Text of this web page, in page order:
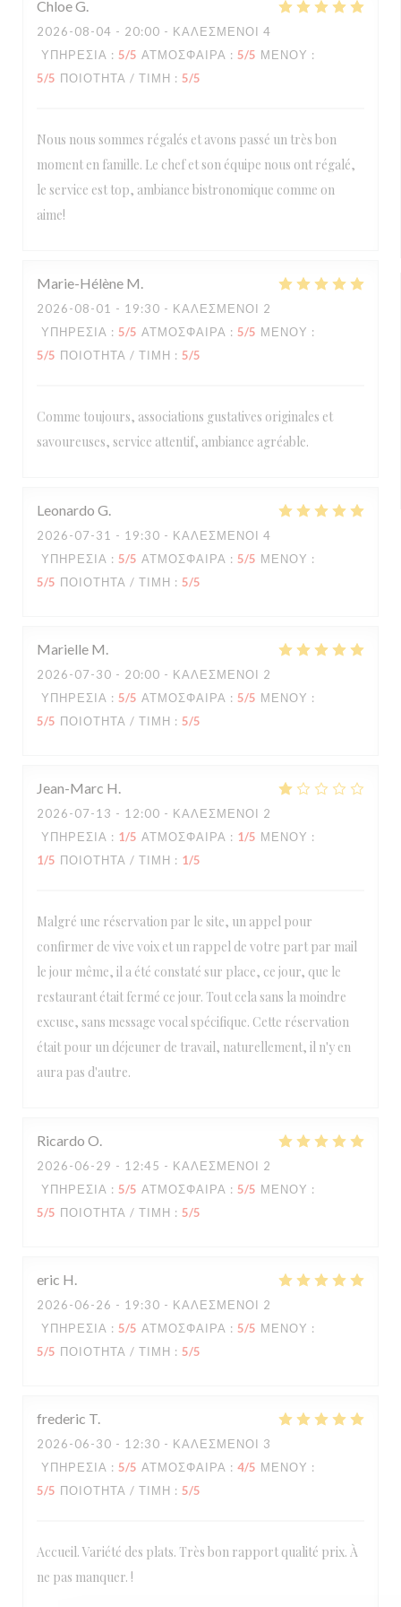
ChloeG
2026-08-04 - 20:00 - ΚΑΛΕΣΜΈΝΟΙ 4
ΥΠΗΡΕΣΊΑ : 5/5 ΑΤΜΌΣΦΑΙΡΑ : 5/5 ΜΕΝΟΎ :
5/5 ΠΟΙΌΤΗΤΑ / ΤΙΜΉ : 5/5
Nous nous sommes régalés et avons passé un très bon
moment en famille. Le chef et son équipe nous ont régalé,
le service est top, ambiance bistronomique comme on
aime!
Marie-Hélène M
2026-08-01 - 19:30 - ΚΑΛΕΣΜΈΝΟΙ 2
ΥΠΗΡΕΣΊΑ : 5/5 ΑΤΜΌΣΦΑΙΡΑ : 5/5 ΜΕΝΟΎ :
5/5 ΠΟΙΌΤΗΤΑ / ΤΙΜΉ : 5/5
Comme toujours, associations gustatives originales et
savoureuses, service attentif, ambiance agréable.
Leonardo G
2026-07-31 - 19:30 - ΚΑΛΕΣΜΈΝΟΙ 4
ΥΠΗΡΕΣΊΑ : 5/5 ΑΤΜΌΣΦΑΙΡΑ : 5/5 ΜΕΝΟΎ :
5/5 ΠΟΙΌΤΗΤΑ / ΤΙΜΉ : 5/5
Marielle M
2026-07-30 - 20:00 - ΚΑΛΕΣΜΈΝΟΙ 2
ΥΠΗΡΕΣΊΑ : 5/5 ΑΤΜΌΣΦΑΙΡΑ : 5/5 ΜΕΝΟΎ :
5/5 ΠΟΙΌΤΗΤΑ / ΤΙΜΉ : 5/5
Jean-Marc H
2026-07-13 - 12:00 - ΚΑΛΕΣΜΈΝΟΙ 2
ΥΠΗΡΕΣΊΑ : 1/5 ΑΤΜΌΣΦΑΙΡΑ : 1/5 ΜΕΝΟΎ :
1/5 ΠΟΙΌΤΗΤΑ / ΤΙΜΉ : 1/5
Malgré une réservation par le site, un appel pour
confirmer de vive voix et un rappel de votre part par mail
le jour même, il a été constaté sur place, ce jour, que le
restaurant était fermé ce jour. Tout cela sans la moindre
excuse, sans message vocal spécifique. Cette réservation
était pour un déjeuner de travail, naturellement, il n'y en
aura pas d'autre.
Ricardo O
2026-06-29 - 12:45 - ΚΑΛΕΣΜΈΝΟΙ 2
ΥΠΗΡΕΣΊΑ : 5/5 ΑΤΜΌΣΦΑΙΡΑ : 5/5 ΜΕΝΟΎ :
5/5 ΠΟΙΌΤΗΤΑ / ΤΙΜΉ : 5/5
eric H
2026-06-26 - 19:30 - ΚΑΛΕΣΜΈΝΟΙ 2
ΥΠΗΡΕΣΊΑ : 5/5 ΑΤΜΌΣΦΑΙΡΑ : 5/5 ΜΕΝΟΎ :
5/5 ΠΟΙΌΤΗΤΑ / ΤΙΜΉ : 5/5
frederic T
2026-06-30 - 12:30 - ΚΑΛΕΣΜΈΝΟΙ 3
ΥΠΗΡΕΣΊΑ : 5/5 ΑΤΜΌΣΦΑΙΡΑ : 4/5 ΜΕΝΟΎ :
5/5 ΠΟΙΌΤΗΤΑ / ΤΙΜΉ : 5/5
Accueil. Variété des plats. Très bon rapport qualité prix. À
ne pas manquer. !